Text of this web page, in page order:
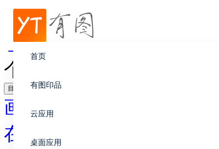
首页
有图印品
云应用
桌面应用
帮助中心
创意设计
个性化网络印刷兴起 传
目录
画册设计
在线印刷